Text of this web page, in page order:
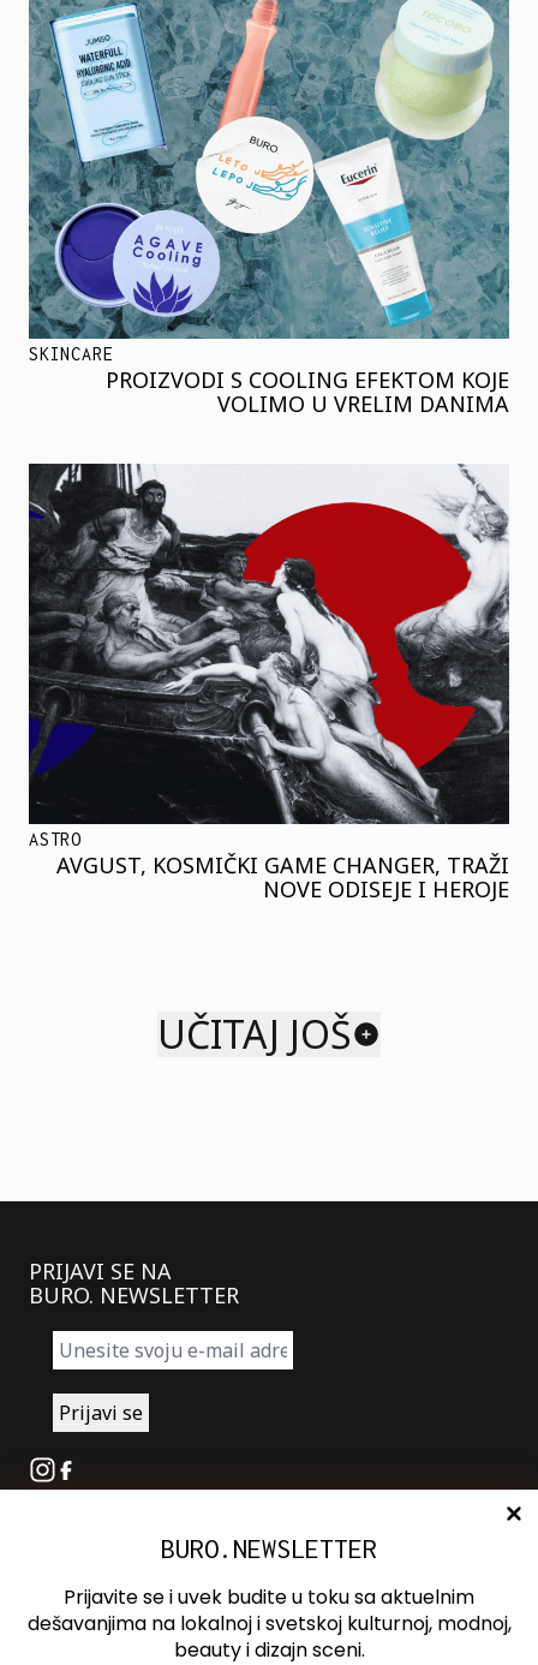
SKINCARE
PROIZVODI S COOLING EFEKTOM KOJE
VOLIMO U VRELIM DANIMA
ASTRO
AVGUST, KOSMIČKI GAME CHANGER, TRAŽI
NOVE ODISEJE I HEROJE
UČITAJ JOŠ
PRIJAVI SE NA
BURO. NEWSLETTER
Instagram
Facebook
Oglašavanje
Kontakt
BURO.NEWSLETTER
Prijavite se i uvek budite u toku sa aktuelnim
dešavanjima na lokalnoj i svetskoj kulturnoj, modnoj,
beauty i dizajn sceni.